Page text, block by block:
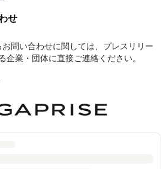
せ
問い合わせに関しては、プレスリリー
企業・団体に直接ご連絡ください。